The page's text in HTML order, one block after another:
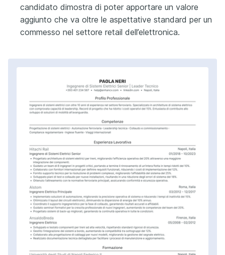
candidato dimostra di poter apportare un valore
aggiunto che va oltre le aspettative standard per un
commesso nel settore retail dell’elettronica.